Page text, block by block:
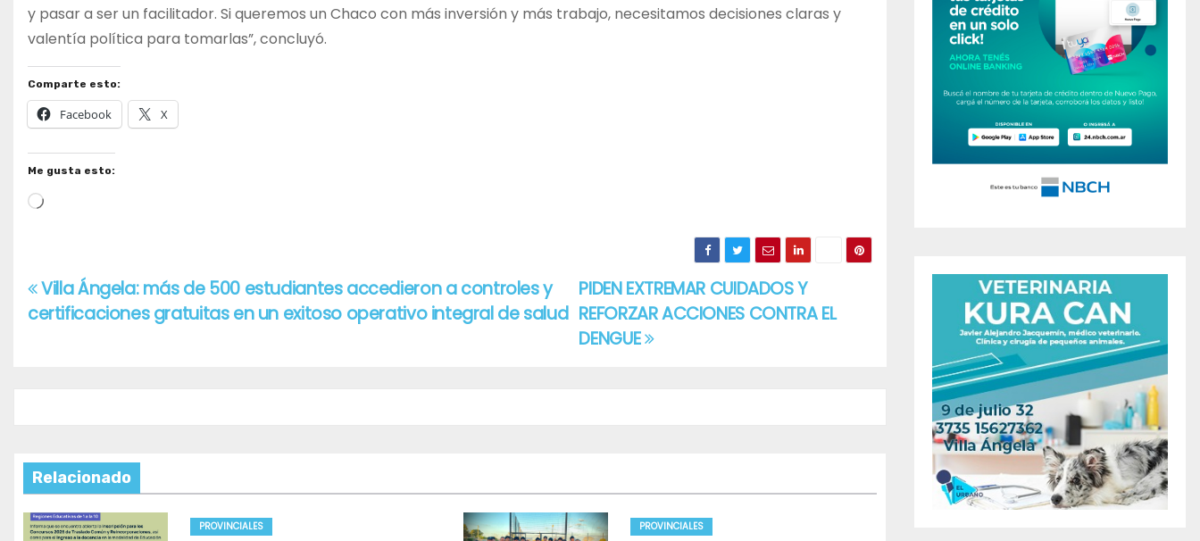
y pasar a ser un facilitador. Si queremos un Chaco con más inversión y más trabajo, necesitamos decisiones claras y
valentía política para tomarlas”, concluyó.
Comparte esto:
Facebook X
Me gusta esto:
Cargando...
Navegación
de
PIDEN EXTREMAR CUIDADOS Y
REFORZAR ACCIONES CONTRA EL
DENGUE
Villa Ángela: más de 500 estudiantes accedieron a controles y
certificaciones gratuitas en un exitoso operativo integral de salud
Relacionado
PROVINCIALES PROVINCIALES